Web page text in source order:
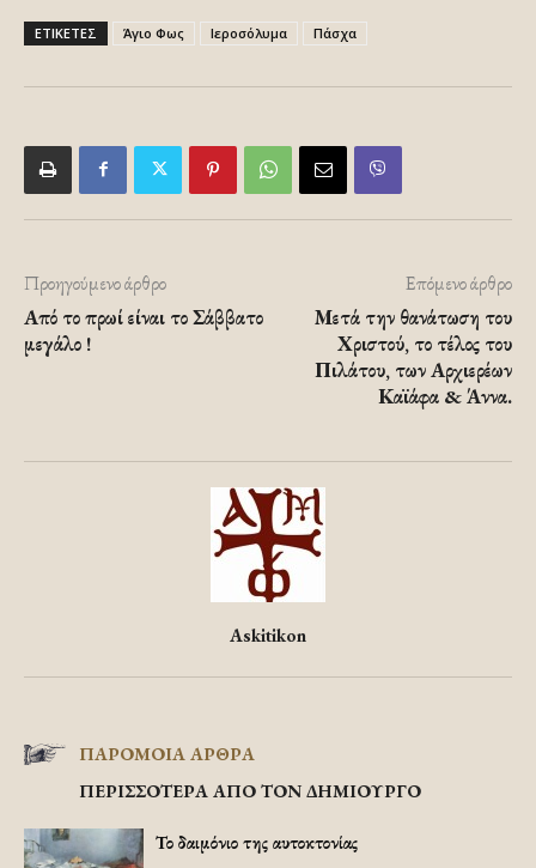
ΕΤΙΚΕΤΕΣ Άγιο Φως Ιεροσόλυμα Πάσχα
Προηγούμενο άρθρο
Από το πρωί είναι το Σάββατο
μεγάλο !
Επόμενο άρθρο
Μετά την θανάτωση του
Χριστού, το τέλος του
Πιλάτου, των Αρχιερέων
Καϊάφα & Άννα.
Askitikon
ΠΑΡΟΜΟΙΑ ΑΡΘΡΑ
ΠΕΡΙΣΣΟΤΕΡΑ ΑΠΟ ΤΟΝ ΔΗΜΙΟΥΡΓΟ
Το δαιμόνιο της αυτοκτονίας